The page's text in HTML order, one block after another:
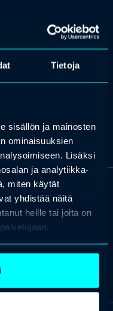
Tietoja
sisällön ja mainosten
ominaisuuksien
Lisäksi
ja analytiikka-
miten käytät
yhdistää näitä
heille tai joita on